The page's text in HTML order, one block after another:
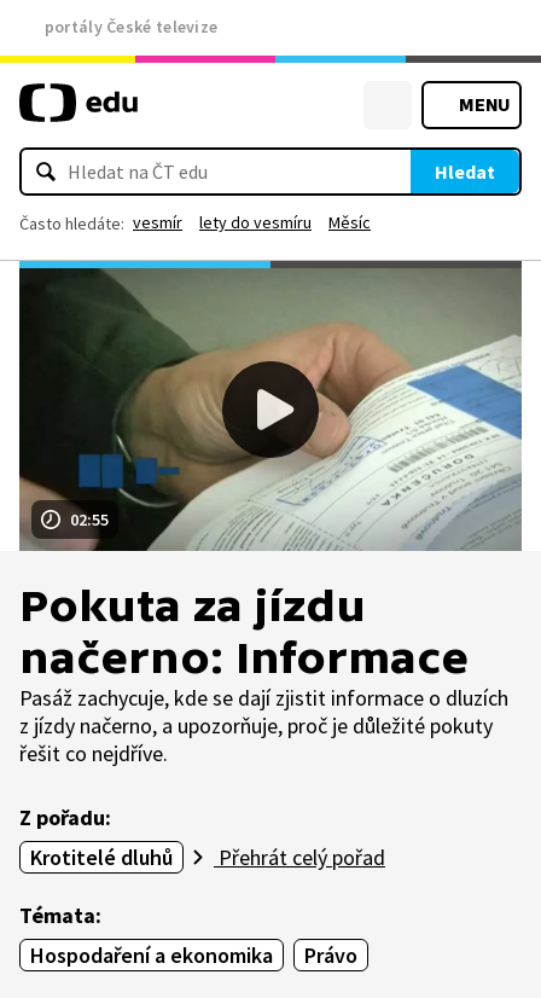
portály České televize
MENU
Hledat
Často hledáte: vesmír lety do vesmíru Měsíc
02:55
Pokuta za jízdu
načerno: Informace
Pasáž zachycuje, kde se dají zjistit informace o dluzích
z jízdy načerno, a upozorňuje, proč je důležité pokuty
řešit co nejdříve.
Z pořadu:
Krotitelé dluhů
Přehrát celý pořad
Témata:
Hospodaření a ekonomika
Právo